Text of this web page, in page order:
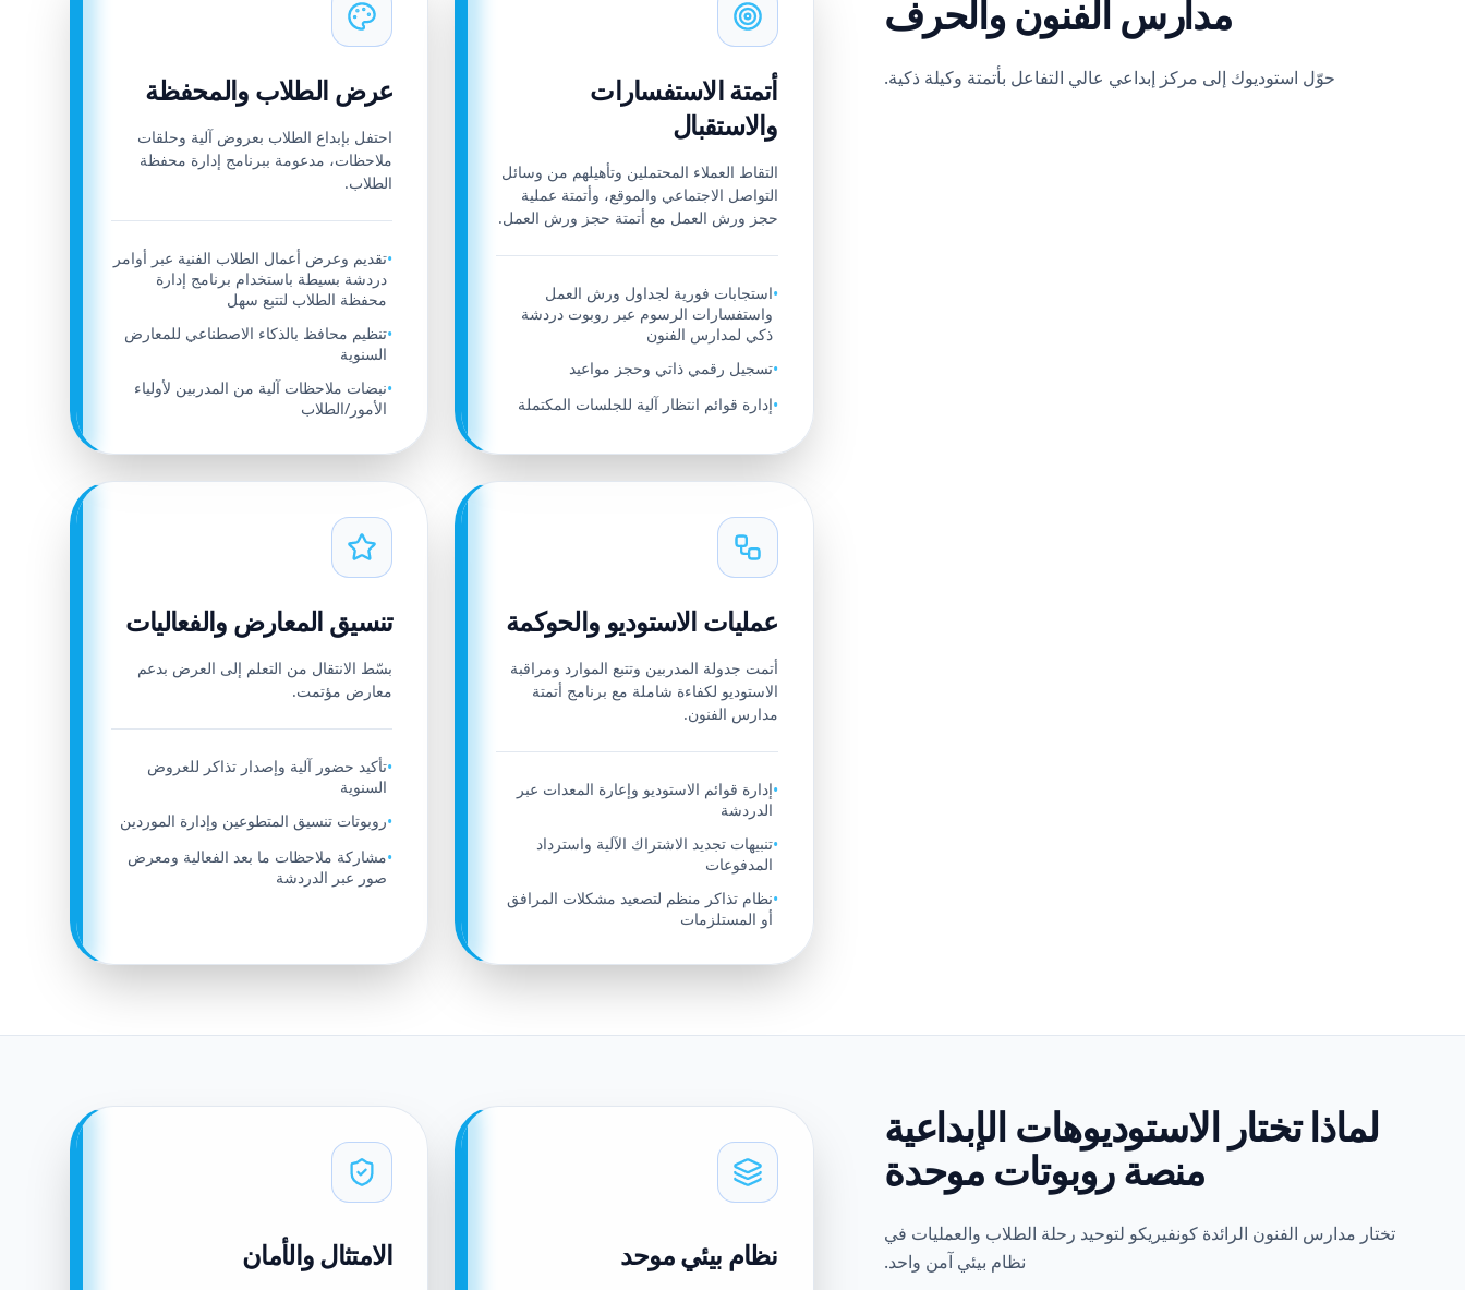
مدارس الفنون والحرف
حوّل استوديوك إلى مركز إبداعي عالي التفاعل بأتمتة وكيلة ذكية.
أتمتة الاستفسارات
والاستقبال
التقاط العملاء المحتملين وتأهيلهم من وسائل
التواصل الاجتماعي والموقع، وأتمتة عملية
حجز ورش العمل مع أتمتة حجز ورش العمل.
•استجابات فورية لجداول ورش العمل
واستفسارات الرسوم عبر روبوت دردشة
ذكي لمدارس الفنون
•تسجيل رقمي ذاتي وحجز مواعيد
•إدارة قوائم انتظار آلية للجلسات المكتملة
عرض الطلاب والمحفظة
احتفل بإبداع الطلاب بعروض آلية وحلقات
ملاحظات، مدعومة ببرنامج إدارة محفظة
الطلاب.
•تقديم وعرض أعمال الطلاب الفنية عبر أوامر
دردشة بسيطة باستخدام برنامج إدارة
محفظة الطلاب لتتبع سهل
•تنظيم محافظ بالذكاء الاصطناعي للمعارض
السنوية
•نبضات ملاحظات آلية من المدربين لأولياء
الأمور/الطلاب
عمليات الاستوديو والحوكمة
أتمت جدولة المدربين وتتبع الموارد ومراقبة
الاستوديو لكفاءة شاملة مع برنامج أتمتة
مدارس الفنون.
•إدارة قوائم الاستوديو وإعارة المعدات عبر
الدردشة
•تنبيهات تجديد الاشتراك الآلية واسترداد
المدفوعات
•نظام تذاكر منظم لتصعيد مشكلات المرافق
أو المستلزمات
تنسيق المعارض والفعاليات
بسّط الانتقال من التعلم إلى العرض بدعم
معارض مؤتمت.
•تأكيد حضور آلية وإصدار تذاكر للعروض
السنوية
•روبوتات تنسيق المتطوعين وإدارة الموردين
•مشاركة ملاحظات ما بعد الفعالية ومعرض
صور عبر الدردشة
لماذا تختار الاستوديوهات الإبداعية
منصة روبوتات موحدة
تختار مدارس الفنون الرائدة كونفيريكو لتوحيد رحلة الطلاب والعمليات في
نظام بيئي آمن واحد.
نظام بيئي موحد الامتثال والأمان